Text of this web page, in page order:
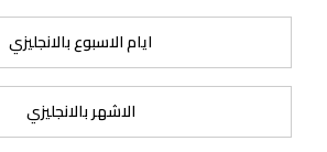
ايام الاسبوع بالانجليزي
الاشهر بالانجليزي